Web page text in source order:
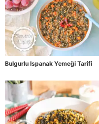
Bulgurlu Ispanak Yemeği Tarifi